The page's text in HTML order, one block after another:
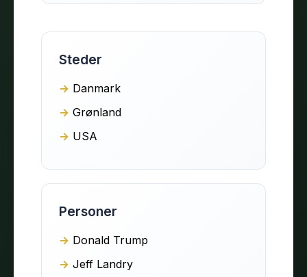
Steder
Danmark
Grønland
USA
Personer
Donald Trump
Jeff Landry